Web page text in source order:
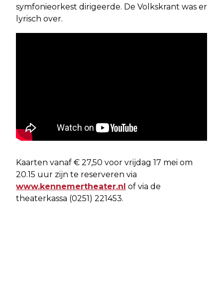
symfonieorkest dirigeerde. De Volkskrant was er
lyrisch over.
Kaarten vanaf € 27,50 voor vrijdag 17 mei om
20.15 uur zijn te reserveren via
www.kennemertheater.nl of via de
theaterkassa (0251) 221453.